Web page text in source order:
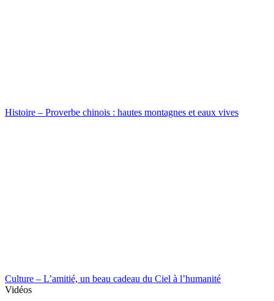
Histoire – Proverbe chinois : hautes montagnes et eaux vives
Culture – L’amitié, un beau cadeau du Ciel à l’humanité
Vidéos